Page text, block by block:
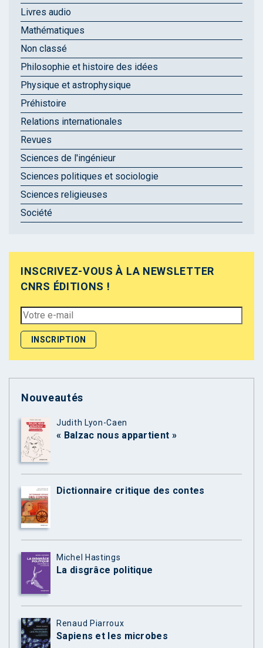
Livres audio
Mathématiques
Non classé
Philosophie et histoire des idées
Physique et astrophysique
Préhistoire
Relations internationales
Revues
Sciences de l'ingénieur
Sciences politiques et sociologie
Sciences religieuses
Société
INSCRIVEZ-VOUS À LA NEWSLETTER
CNRS ÉDITIONS !
Nouveautés
Judith Lyon-Caen
« Balzac nous appartient »
Dictionnaire critique des contes
Michel Hastings
La disgrâce politique
Renaud Piarroux
Sapiens et les microbes